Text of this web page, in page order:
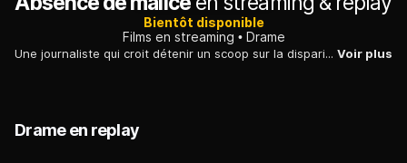
Bientôt disponible
Films en streaming
Drame
Une journaliste qui croit détenir un scoop sur la disparition d'un leader syndicaliste comprend, un peu tard, qu'elle a été le jouet d'une odieuse machination. Voir plus
Drame en replay